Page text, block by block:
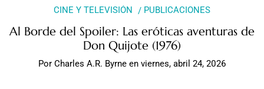
CINE Y TELEVISIÓN PUBLICACIONES
Al Borde del Spoiler: Las eróticas aventuras de
Don Quijote (1976)
Por Charles A.R. Byrne en viernes, abril 24, 2026